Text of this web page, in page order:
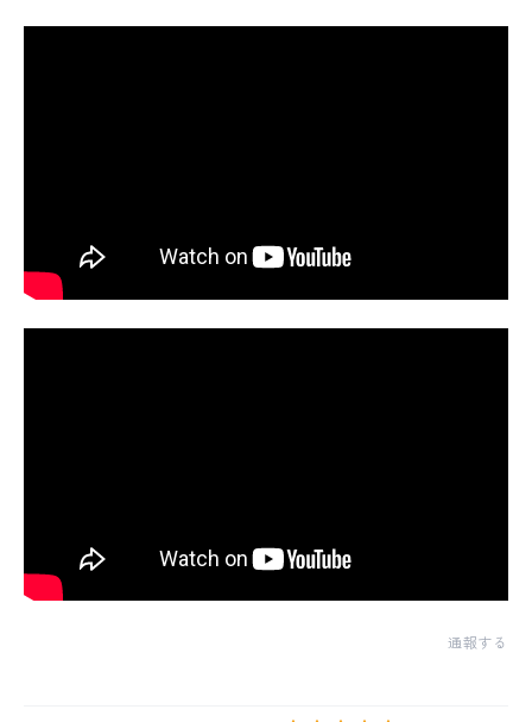
通報する